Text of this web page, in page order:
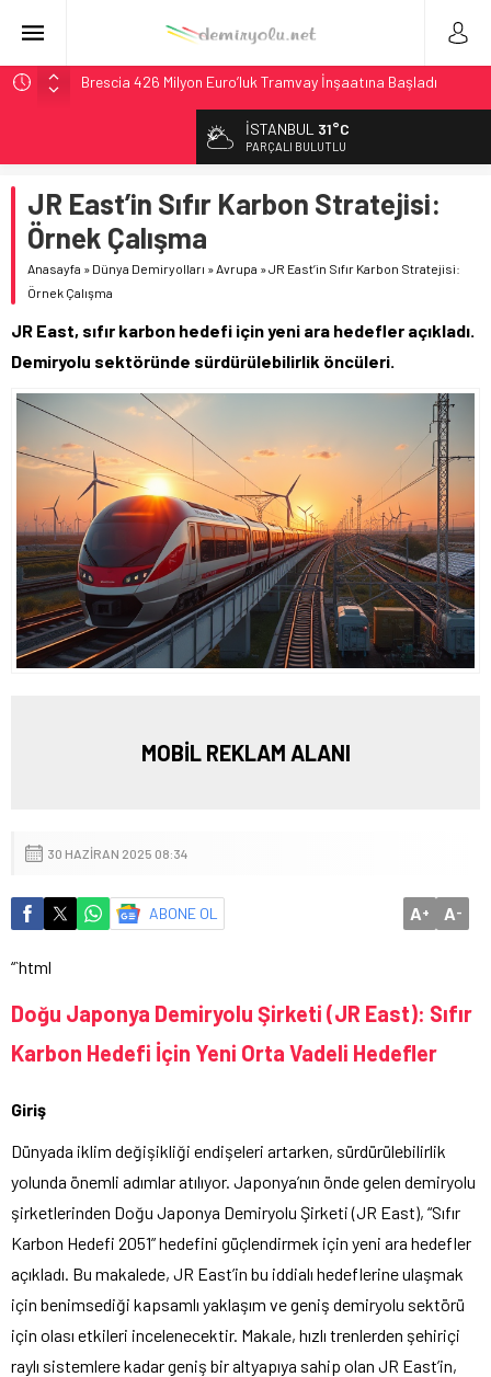
Brescia 426 Milyon Euro’luk Tramvay İnşaatına Başladı
Northern Railway Doğruladı: 308 Bin Rupiye Özel Vagonda
Chicago’da Metra Polisi BVLOS Drone’larla Müdahale
Süresini Kısalttı
NJ Transit’ten Tarihi Bütçe: 46 Yılın Rekoru Onaylandı
České dráhy 101 Yaşındaki Buharlıyı Šumava Seferlerine
Çıkarıyor
İSTANBUL 31°C
PARÇALI BULUTLU
JR East’in Sıfır Karbon Stratejisi:
Örnek Çalışma
Anasayfa » Dünya Demiryolları »Avrupa »JR East’in Sıfır Karbon Stratejisi:
Örnek Çalışma
JR East, sıfır karbon hedefi için yeni ara hedefler açıkladı.
Demiryolu sektöründe sürdürülebilirlik öncüleri.
MOBİL REKLAM ALANI
30 HAZIRAN 2025 08:34
ABONE OL A+ A-
“`html
Doğu Japonya Demiryolu Şirketi (JR East): Sıfır
Karbon Hedefi İçin Yeni Orta Vadeli Hedefler
Giriş
Dünyada iklim değişikliği endişeleri artarken, sürdürülebilirlik
yolunda önemli adımlar atılıyor. Japonya’nın önde gelen demiryolu
şirketlerinden Doğu Japonya Demiryolu Şirketi (JR East), “Sıfır
Karbon Hedefi 2051” hedefini güçlendirmek için yeni ara hedefler
açıkladı. Bu makalede, JR East’in bu iddialı hedeflerine ulaşmak
için benimsediği kapsamlı yaklaşım ve geniş demiryolu sektörü
için olası etkileri incelenecektir. Makale, hızlı trenlerden şehiriçi
raylı sistemlere kadar geniş bir altyapıya sahip olan JR East’in,